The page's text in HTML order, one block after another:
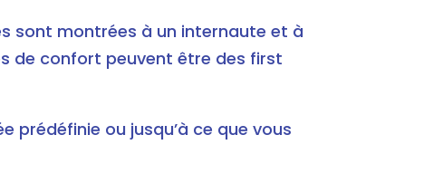
sont montrées à un internaute et à
de confort peuvent être des first
prédéfinie ou jusqu’à ce que vous